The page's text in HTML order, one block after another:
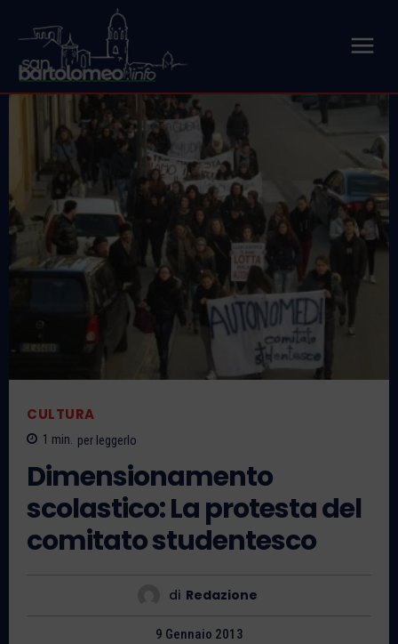
CULTURA
1 min. per leggerlo
Dimensionamento
scolastico: La protesta del
comitato studentesco
di Redazione
9 Gennaio 2013